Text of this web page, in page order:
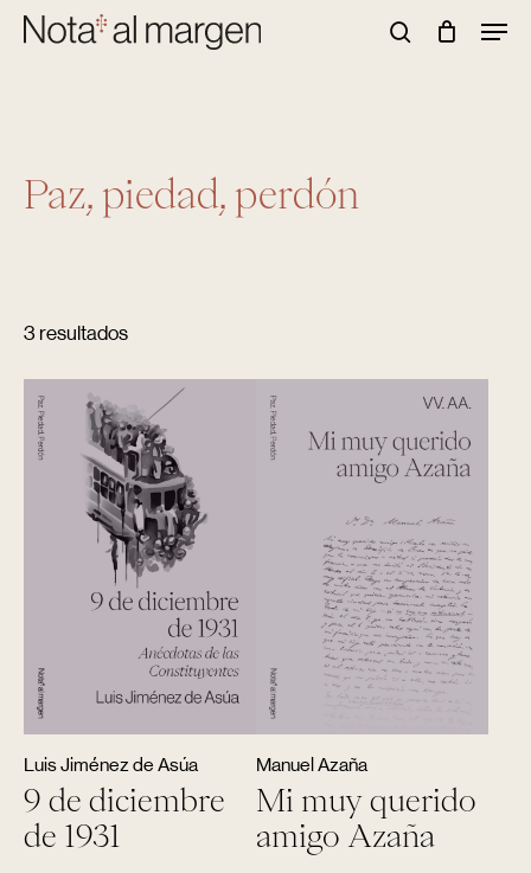
Skip
Menu
Paz, piedad, perdón
3 resultados
Luis Jiménez de Asúa
9 de diciembre
de 1931
Manuel Azaña
Mi muy querido
amigo Azaña